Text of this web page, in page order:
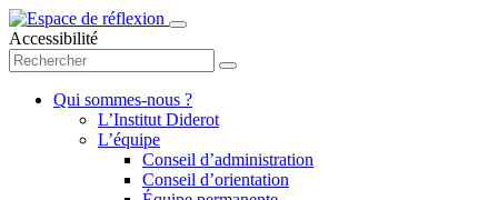
Accessibilité
Qui sommes-nous ?
L’Institut Diderot
L’équipe
Conseil d’administration
Conseil d’orientation